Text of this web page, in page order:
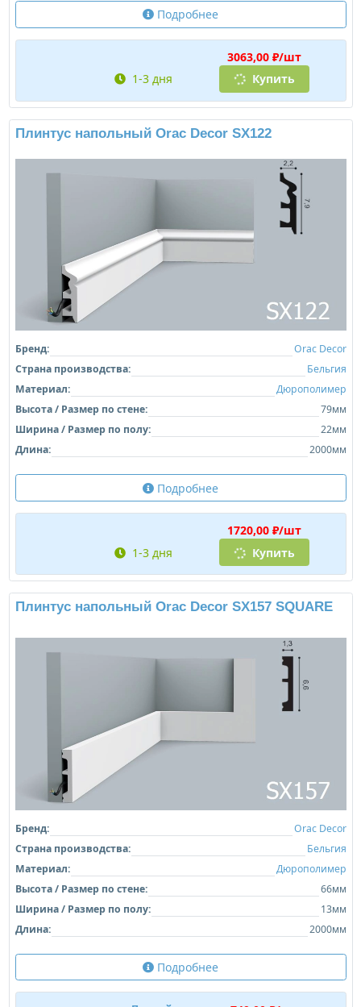
Подробнее
3063,00 ₽/шт
1-3 дня
Купить
Плинтус напольный Orac Decor SX122
Бренд:
Orac Decor
Страна производства:
Бельгия
Материал:
Дюрополимер
Высота / Размер по стене:
79мм
Ширина / Размер по полу:
22мм
Длина:
2000мм
Подробнее
1720,00 ₽/шт
1-3 дня
Купить
Плинтус напольный Orac Decor SX157 SQUARE
Бренд:
Orac Decor
Страна производства:
Бельгия
Материал:
Дюрополимер
Высота / Размер по стене:
66мм
Ширина / Размер по полу:
13мм
Длина:
2000мм
Подробнее